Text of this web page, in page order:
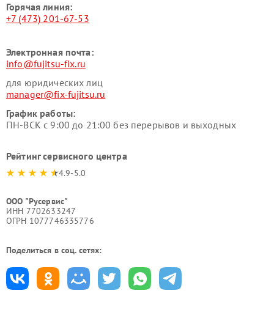
Горячая линия:
+7 (473) 201-67-53
Электронная почта:
info@fujitsu-fix.ru
для юридических лиц
manager@fix-fujitsu.ru
График работы:
ПН-ВСК с 9:00 до 21:00 без перерывов и выходных
Рейтинг сервисного центра
4.9-5.0
ООО "Русервис"
ИНН 7702633247
ОГРН 1077746335776
Поделиться в соц. сетях: